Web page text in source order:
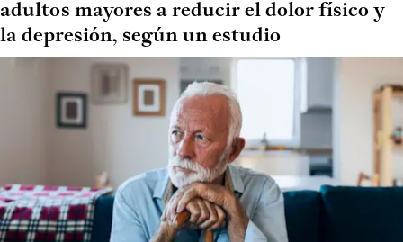
adultos mayores a reducir el dolor físico y
la depresión, según un estudio